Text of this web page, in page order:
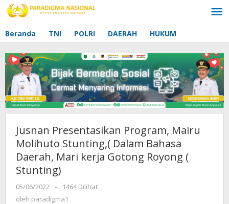
Lewati
ke
Beranda TNI POLRI DAERAH HUKUM
Jusnan Presentasikan Program, Mairu
Molihuto Stunting,( Dalam Bahasa
Daerah, Mari kerja Gotong Royong (
Stunting)
05/06/2022
oleh
paradigma1
-
1464 Dilihat
oleh paradigma1